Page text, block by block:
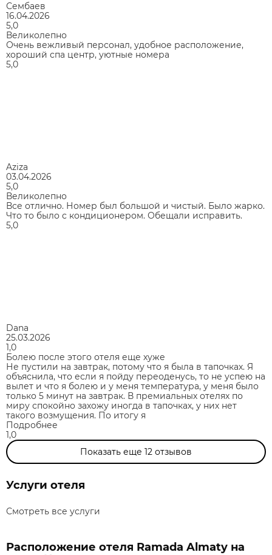
Сембаев
16.04.2026
5,0
Великолепно
Очень вежливый персонал, удобное расположение,
хороший спа центр, уютные номера
5,0
Aziza
03.04.2026
5,0
Великолепно
Все отлично. Номер был большой и чистый. Было жарко.
Что то было с кондиционером. Обещали исправить.
5,0
Dana
25.03.2026
1,0
Болею после этого отеля еще хуже
Не пустили на завтрак, потому что я была в тапочках. Я
объяснила, что если я пойду переоденусь, то не успею на
вылет и что я болею и у меня температура, у меня было
только 5 минут на завтрак. В премиальных отелях по
миру спокойно захожу иногда в тапочках, у них нет
такого возмущения. По итогу я
Подробнее
1,0
Показать еще 12 отзывов
Услуги отеля
Смотреть все услуги
Расположение отеля Ramada Almaty на